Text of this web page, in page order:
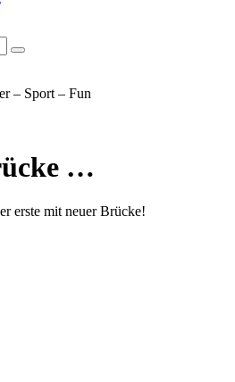
Search
– Sport – Fun
…
erste mit neuer Brücke!